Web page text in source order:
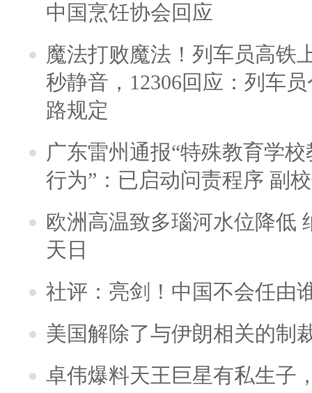
中国烹饪协会回应
魔法打败魔法！列车员高铁
秒静音，12306回应：列车
路规定
广东雷州通报“特殊教育学
行为”：已启动问责程序 副
欧洲高温致多瑙河水位降低
天日
社评：亮剑！中国不会任由
美国解除了与伊朗相关的制
卓伟爆料天王巨星有私生子